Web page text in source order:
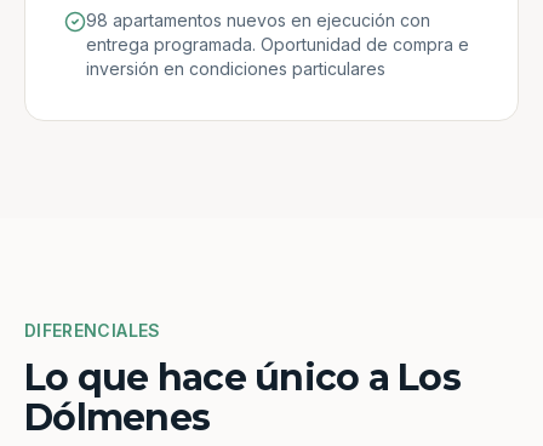
98 apartamentos nuevos en ejecución con
entrega programada. Oportunidad de compra e
inversión en condiciones particulares
DIFERENCIALES
Lo que hace único a Los
Dólmenes